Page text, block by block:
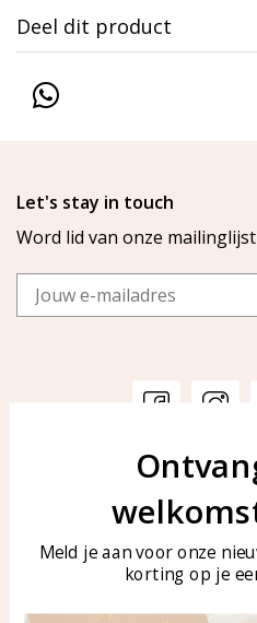
Deel dit product
Let's stay in touch
Word lid van onze mailinglijst
Email
Veelgestelde vragen
Sieraden onderhouden
Meld je aan voor onze
korting op je